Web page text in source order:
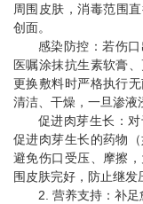
周围皮肤，消毒范围
创面。
感染防控：若伤
医嘱涂抹抗生素软膏
更换敷料时严格执行
清洁、干燥，一旦渗液
促进肉芽生长：
促进肉芽生长的药物
避免伤口受压、摩擦
围皮肤完好，防止继发
2. 营养支持：补足